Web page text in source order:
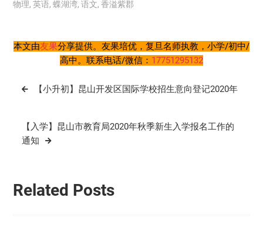
物理, 英语, 蝶湖湾, 语文, 香溢紫郡
本文由友果分享提供。友果培优，复旦名师执教，小学/初中/
高中。联系电话/微信： 17751295132
文
航
【小升初】昆山开发区国际学校招生意向登记2020年
【入学】昆山市教育局2020年秋季新生入学报名工作的
通知
Related Posts